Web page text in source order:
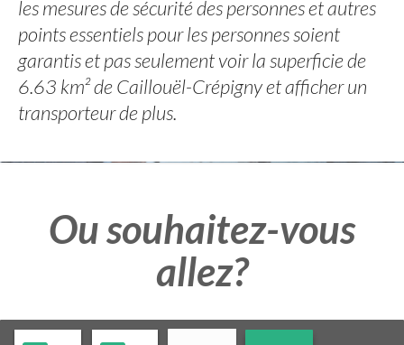
les mesures de sécurité des personnes et autres
points essentiels pour les personnes soient
garantis et pas seulement voir la superficie de
6.63 km² de Caillouël-Crépigny et afficher un
transporteur de plus.
Ou souhaitez-vous
allez?